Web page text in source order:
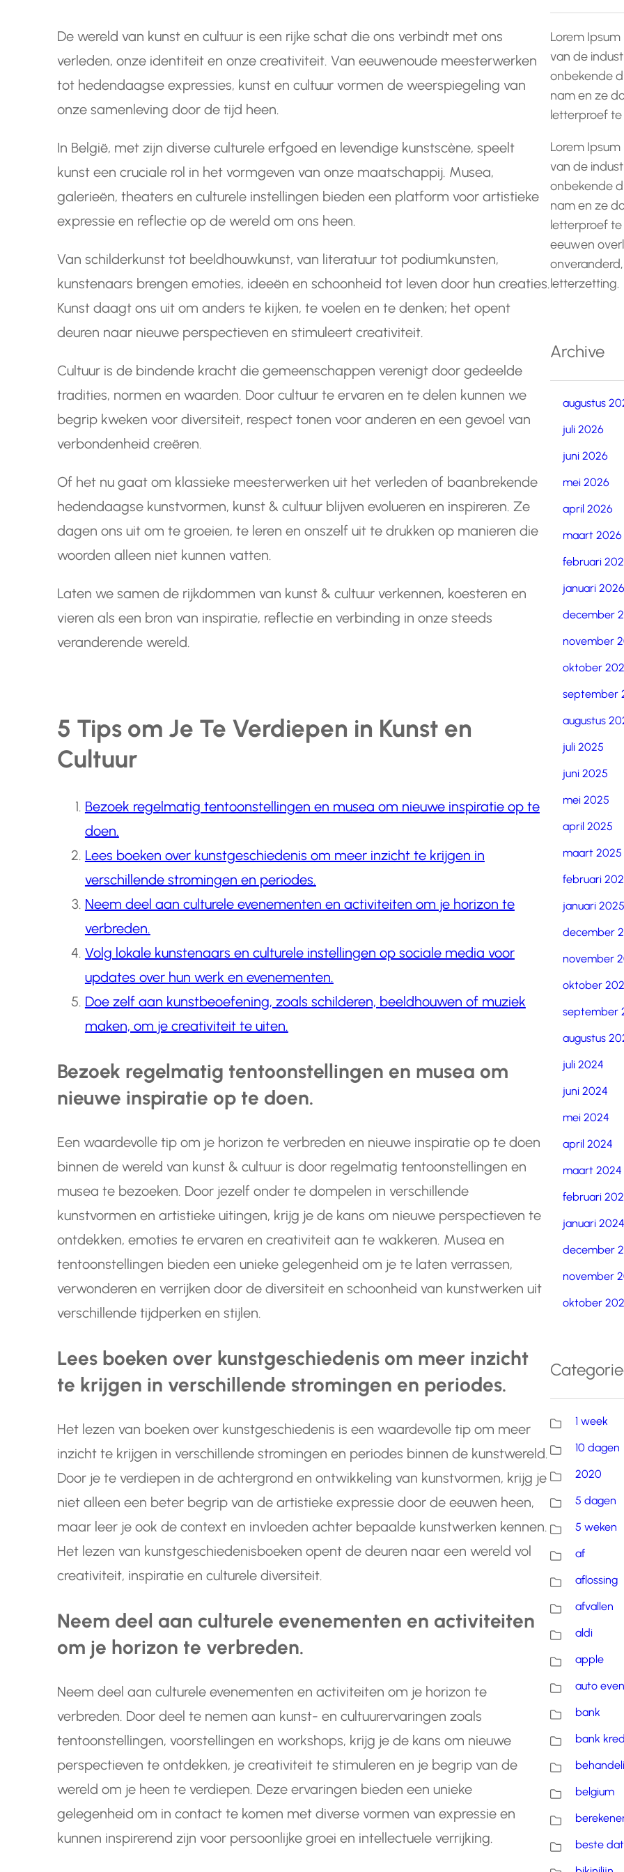
De wereld van kunst en cultuur is een rijke schat die ons verbindt met ons
verleden, onze identiteit en onze creativiteit. Van eeuwenoude meesterwerken
tot hedendaagse expressies, kunst en cultuur vormen de weerspiegeling van
onze samenleving door de tijd heen.
In België, met zijn diverse culturele erfgoed en levendige kunstscène, speelt
kunst een cruciale rol in het vormgeven van onze maatschappij. Musea,
galerieën, theaters en culturele instellingen bieden een platform voor artistieke
expressie en reflectie op de wereld om ons heen.
Van schilderkunst tot beeldhouwkunst, van literatuur tot podiumkunsten,
kunstenaars brengen emoties, ideeën en schoonheid tot leven door hun creaties.
Kunst daagt ons uit om anders te kijken, te voelen en te denken; het opent
deuren naar nieuwe perspectieven en stimuleert creativiteit.
Cultuur is de bindende kracht die gemeenschappen verenigt door gedeelde
tradities, normen en waarden. Door cultuur te ervaren en te delen kunnen we
begrip kweken voor diversiteit, respect tonen voor anderen en een gevoel van
verbondenheid creëren.
Of het nu gaat om klassieke meesterwerken uit het verleden of baanbrekende
hedendaagse kunstvormen, kunst & cultuur blijven evolueren en inspireren. Ze
dagen ons uit om te groeien, te leren en onszelf uit te drukken op manieren die
woorden alleen niet kunnen vatten.
Laten we samen de rijkdommen van kunst & cultuur verkennen, koesteren en
vieren als een bron van inspiratie, reflectie en verbinding in onze steeds
veranderende wereld.
5 Tips om Je Te Verdiepen in Kunst en
Cultuur
Bezoek regelmatig tentoonstellingen en musea om nieuwe inspiratie op te
doen.
Lees boeken over kunstgeschiedenis om meer inzicht te krijgen in
verschillende stromingen en periodes.
Neem deel aan culturele evenementen en activiteiten om je horizon te
verbreden.
Volg lokale kunstenaars en culturele instellingen op sociale media voor
updates over hun werk en evenementen.
Doe zelf aan kunstbeoefening, zoals schilderen, beeldhouwen of muziek
maken, om je creativiteit te uiten.
Bezoek regelmatig tentoonstellingen en musea om
nieuwe inspiratie op te doen.
Een waardevolle tip om je horizon te verbreden en nieuwe inspiratie op te doen
binnen de wereld van kunst & cultuur is door regelmatig tentoonstellingen en
musea te bezoeken. Door jezelf onder te dompelen in verschillende
kunstvormen en artistieke uitingen, krijg je de kans om nieuwe perspectieven te
ontdekken, emoties te ervaren en creativiteit aan te wakkeren. Musea en
tentoonstellingen bieden een unieke gelegenheid om je te laten verrassen,
verwonderen en verrijken door de diversiteit en schoonheid van kunstwerken uit
verschillende tijdperken en stijlen.
Lees boeken over kunstgeschiedenis om meer inzicht
te krijgen in verschillende stromingen en periodes.
Het lezen van boeken over kunstgeschiedenis is een waardevolle tip om meer
inzicht te krijgen in verschillende stromingen en periodes binnen de kunstwereld.
Door je te verdiepen in de achtergrond en ontwikkeling van kunstvormen, krijg je
niet alleen een beter begrip van de artistieke expressie door de eeuwen heen,
maar leer je ook de context en invloeden achter bepaalde kunstwerken kennen.
Het lezen van kunstgeschiedenisboeken opent de deuren naar een wereld vol
creativiteit, inspiratie en culturele diversiteit.
Neem deel aan culturele evenementen en activiteiten
om je horizon te verbreden.
Neem deel aan culturele evenementen en activiteiten om je horizon te
verbreden. Door deel te nemen aan kunst- en cultuurervaringen zoals
tentoonstellingen, voorstellingen en workshops, krijg je de kans om nieuwe
perspectieven te ontdekken, je creativiteit te stimuleren en je begrip van de
wereld om je heen te verdiepen. Deze ervaringen bieden een unieke
gelegenheid om in contact te komen met diverse vormen van expressie en
kunnen inspirerend zijn voor persoonlijke groei en intellectuele verrijking.
Lorem
van de
onbekende
nam en ze
letterproef te
Lorem
van de
onbekende
nam en ze
letterproef te
eeuwen
letterzetting.
Archive
augustus
juli 2026
juni 2026
mei 2026
april 2026
maart 2026
februari
januari 2026
december
november
oktober
september
augustus
juli 2025
juni 2025
mei 2025
april 2025
maart 2025
februari
januari 2025
december
november
oktober
september
augustus
juli 2024
juni 2024
mei 2024
april 2024
maart 2024
februari
januari 2024
december
november
oktober
1 week
10 dagen
2020
5 dagen
5 weken
af
aflossing
afvallen
aldi
apple
auto
bank
bank
belgium
beste